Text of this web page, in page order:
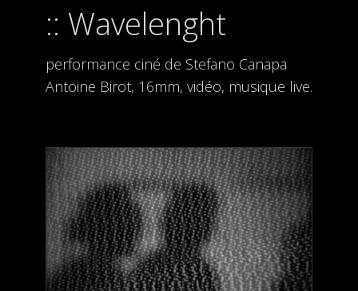
Wavelenght
performance ciné de Stefano Canapa
Antoine Birot, 16mm, vidéo, musique live.